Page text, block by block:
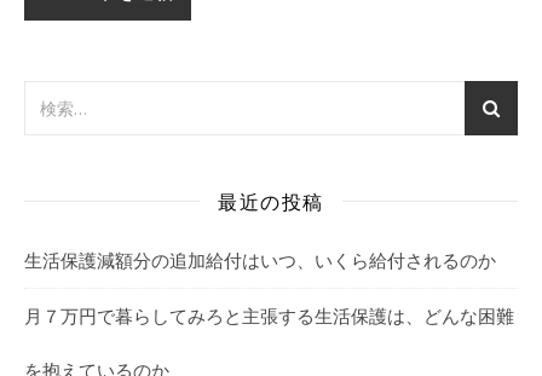
最近の投稿
生活保護減額分の追加給付はいつ、いくら給付されるのか
月７万円で暮らしてみろと主張する生活保護は、どんな困難
を抱えているのか